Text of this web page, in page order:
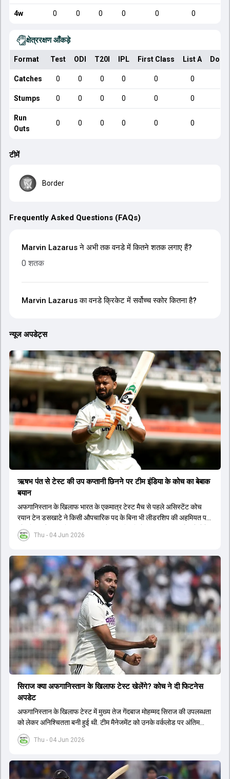
4w 0 0 0 0 0 0
क्षेत्ररक्षण आँकड़े
Format Test ODI T20I IPL First Class List A
Catches 0 0 0 0 0 0
Stumps 0 0 0 0 0 0
Run
Outs
0 0 0 0 0 0
टीमें
Border
Frequently Asked Questions (FAQs)
Marvin Lazarus ने अभी तक वनडे में कितने शतक लगाए हैं?
0 शतक
Marvin Lazarus का वनडे क्रिकेट में सर्वोच्च स्कोर कितना है?
न्यूज अपडेट्स
Thu - 04 Jun 2026
ऋषभ पंत से टेस्ट की उप कप्तानी छिनने पर टीम इंडिया के कोच का बेबाक
बयान
अफगानिस्तान के खिलाफ भारत के एकमात्र टेस्ट मैच से पहले असिस्टेंट कोच
रयान टेन डसखाटे ने किसी औपचारिक पद के बिना भी लीडरशिप की अहमियत पर
जोर दिया और कहा कि पंत का ध्यान खेल की स्थिति के आधार पर सही फैसले लेने
पर होना चाहिए.
Thu - 04 Jun 2026
सिराज क्या अफगान‍िस्तान के ख‍िलाफ टेस्ट खेलेंगे? कोच ने दी फिटनेस
अपडेट
अफगान‍िस्तान के ख‍िलाफ टेस्ट में मुख्य तेज गेंदबाज मोहम्मद सिराज की उपलब्धता
को लेकर अनिश्चितता बनी हुई थी. टीम मैनेजमेंट को उनके वर्कलोड पर अंतिम
फैसला लेना था.